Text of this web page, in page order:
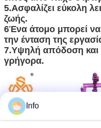
5.Ασφαλίζει εύκολη
ζωής.
6Ένα άτομο μπορεί να
την ένταση της
7.Υψηλή απόδοση και
γρήγορα.
Info